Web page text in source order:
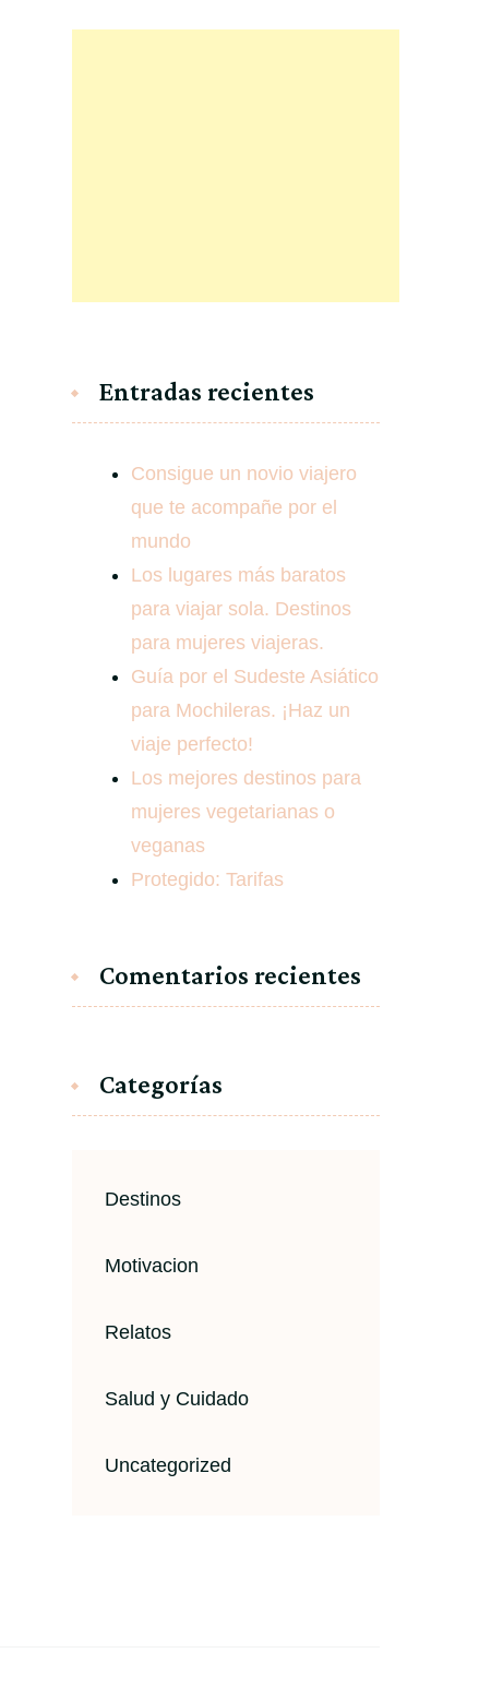
Entradas recientes
Consigue un novio viajero
que te acompañe por el
mundo
Los lugares más baratos
para viajar sola. Destinos
para mujeres viajeras.
Guía por el Sudeste Asiático
para Mochileras. ¡Haz un
viaje perfecto!
Los mejores destinos para
mujeres vegetarianas o
veganas
Protegido: Tarifas
Comentarios recientes
Categorías
Destinos
Motivacion
Relatos
Salud y Cuidado
Uncategorized